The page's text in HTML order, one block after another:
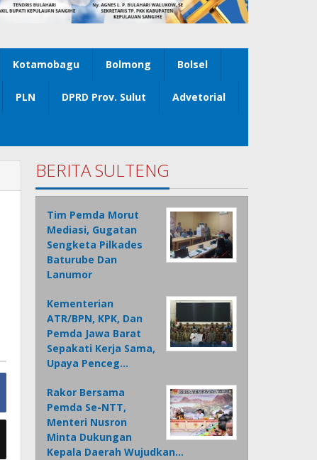
Kotamobagu Bolmong Bolsel
PLN DPRD Prov. Sulut Advetorial
BERITA SULTENG
Tim Pemda Morut
Mediasi, Gugatan
Sengketa Pilkades
Baturube Dan
Lanumor
Kementerian
ATR/BPN, KPK, Dan
Pemda Jawa Barat
Sepakati Kerja Sama,
Upaya Penceg…
Rakor Bersama
Pemda Se-NTT,
Menteri Nusron
Minta Dukungan
Kepala Daerah Wujudkan…